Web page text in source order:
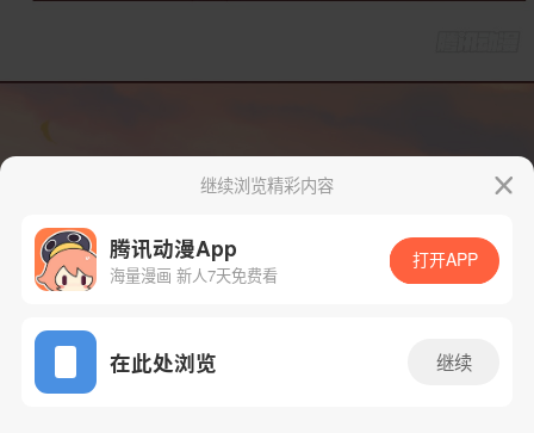
App免费看
继续浏览精彩内容
腾讯动漫App
海量漫画 新人7天免费看
打开APP
在此处浏览 继续